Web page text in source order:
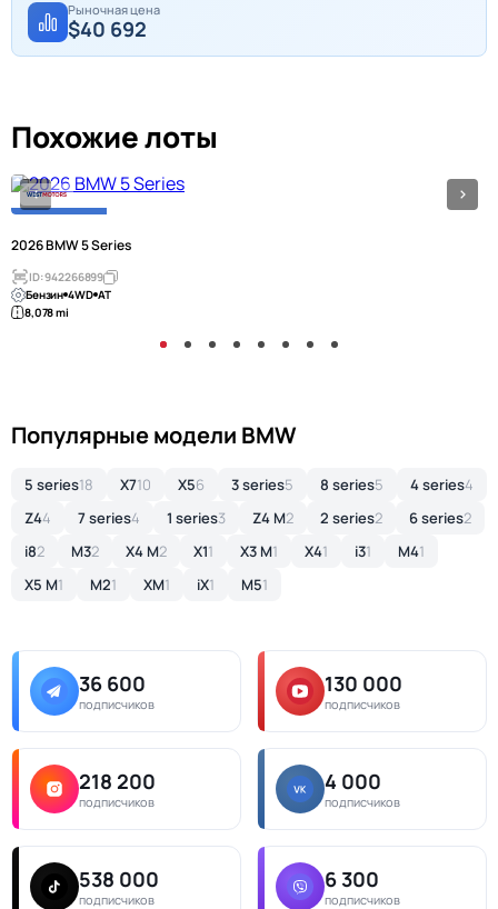
Рыночная цена
$40 692
Похожие лоты
2026 BMW 5 Series
ID: 942266899
Бензин 4WD AT
8,078 mi
Популярные модели BMW
5 series18 X710 X56 3 series5 8 series5 4 series4
Z44 7 series4 1 series3 Z4 M2 2 series2 6 series2
i82 M32 X4 M2 X11 X3 M1 X41 i31 M41
X5 M1 M21 XM1 iX1 M51
36 600
подписчиков
130 000
подписчиков
218 200
подписчиков
4 000
подписчиков
538 000
подписчиков
6 300
подписчиков